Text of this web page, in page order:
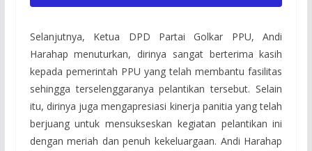
Selanjutnya, Ketua DPD Partai Golkar PPU, Andi
Harahap menuturkan, dirinya sangat berterima kasih
kepada pemerintah PPU yang telah membantu fasilitas
sehingga terselenggaranya pelantikan tersebut. Selain
itu, dirinya juga mengapresiasi kinerja panitia yang telah
berjuang untuk mensukseskan kegiatan pelantikan ini
dengan meriah dan penuh kekeluargaan. Andi Harahap